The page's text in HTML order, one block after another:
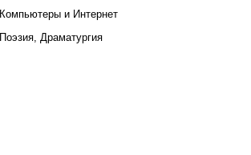
Компьютеры и Интернет
Поэзия, Драматургия